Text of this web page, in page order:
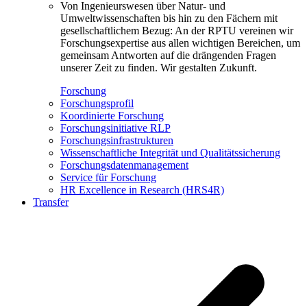
Von Ingenieurswesen über Natur- und
Umweltwissenschaften bis hin zu den Fächern mit
gesellschaftlichem Bezug: An der RPTU vereinen wir
Forschungsexpertise aus allen wichtigen Bereichen, um
gemeinsam Antworten auf die drängenden Fragen
unserer Zeit zu finden. Wir gestalten Zukunft.
Forschung
Forschungsprofil
Koordinierte Forschung
Forschungsinitiative RLP
Forschungsinfrastrukturen
Wissenschaftliche Integrität und Qualitätssicherung
Forschungsdatenmanagement
Service für Forschung
HR Excellence in Research (HRS4R)
Transfer